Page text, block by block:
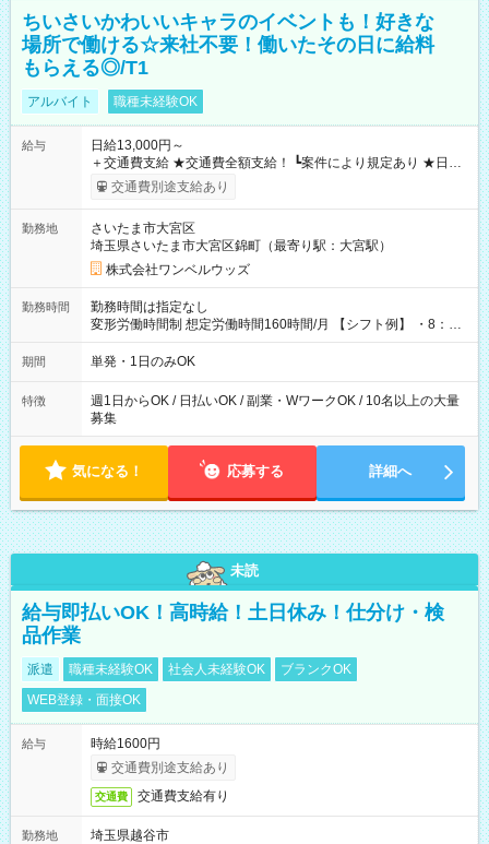
ちいさいかわいいキャラのイベントも！好きな
場所で働ける☆来社不要！働いたその日に給料
もらえる◎/T1
アルバイト 職種未経験OK
給与
日給13,000円～
＋交通費支給 ★交通費全額支給！ ┗案件により規定あり ★日払
いOK！（規定あり） ┗働いたその日に現金GET♪ お仕事後はコ
ンビニATMから 日払い分を引き落とせます！ 【試用期間】試
交通費別途支給あり
勤務地
さいたま市大宮区
埼玉県さいたま市大宮区錦町（最寄り駅：大宮駅）
株式会社ワンベルウッズ
勤務時間
勤務時間は指定なし
変形労働時間制 想定労働時間160時間/月 【シフト例】 ・8：00
～21：00
期間 単発・1日のみOK
特徴
週1日からOK / 日払いOK / 副業・WワークOK / 10名以上の大量
募集
気になる！ 応募する 詳細へ
未読
給与即払いOK！高時給！土日休み！仕分け・検
品作業
派遣 職種未経験OK 社会人未経験OK
ブランクOK
WEB登録・面接OK
給与
時給1600円
交通費別途支給あり
交通費 交通費支給有り
勤務地
埼玉県越谷市